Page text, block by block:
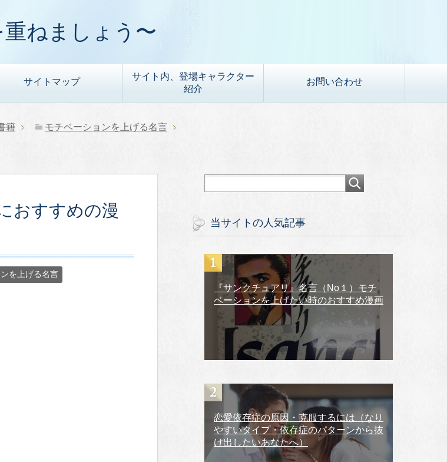
ねましょう〜
サイトマップ
サイト内、登場キャラクター
紹介
お問い合わせ
籍
モチベーションを上げる名言
おすすめの漫
を上げる名言
当サイトの人気記事
『サンクチュアリ』名言（No１）モチ
ベーションを上げたい時のおすすめ漫画
恋愛依存症の原因・克服するには（なり
やすいタイプ・依存症のパターンから抜
け出したいあなたへ）